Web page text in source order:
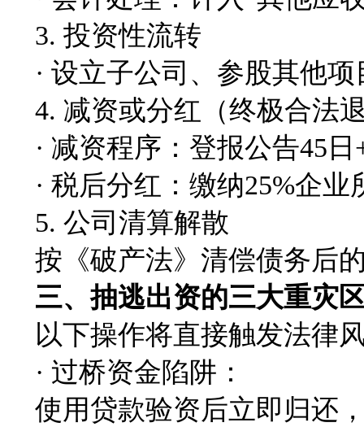
3. 投资性流转
· 设立子公司、参股其他项
4. 减资或分红（终极合法
· 减资程序：登报公告45
· 税后分红：缴纳25%企业
5. 公司清算解散
按《破产法》清偿债务后
三、抽逃出资的三大重灾
以下操作将直接触发法律
· 过桥资金陷阱：
使用贷款验资后立即归还